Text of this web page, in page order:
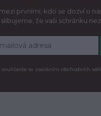
prvními, kdo se dozví o
že vaši schránku
se zasíláním obchodních